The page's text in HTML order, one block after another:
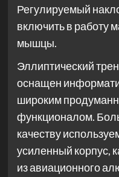
Регулируемый
включить в работу
мышцы.
Эллиптический
оснащен
широким
функционалом.
качеству
усиленный корпус,
из авиационного